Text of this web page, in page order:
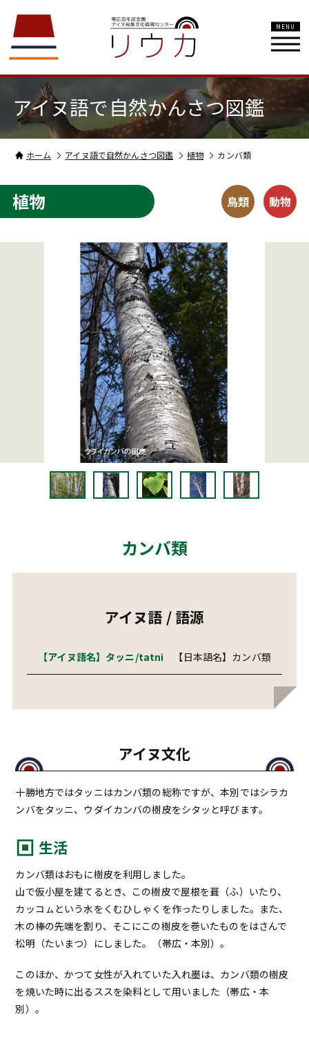
MENU
アイヌ語で自然かんさつ図鑑
ホーム アイヌ語で自然かんさつ図鑑 植物 カンバ類
植物 鳥類 動物
カンバ類
アイヌ語 / 語源
【アイヌ語名】タッニ/tatni 【日本語名】カンバ類
アイヌ文化
十勝地方ではタッニはカンバ類の総称ですが、本別ではシラカ
ンバをタッニ、ウダイカンバの樹皮をシタッと呼びます。
生活
カンバ類はおもに樹皮を利用しました。
山で仮小屋を建てるとき、この樹皮で屋根を葺（ふ）いたり、
カッコㇺという水をくむひしゃくを作ったりしました。また、
木の棒の先端を割り、そこにこの樹皮を巻いたものをはさんで
松明（たいまつ）にしました。（帯広・本別）。
このほか、かつて女性が入れていた入れ墨は、カンバ類の樹皮
を焼いた時に出るススを染料として用いました（帯広・本
別）。